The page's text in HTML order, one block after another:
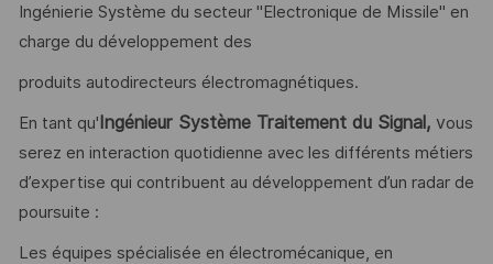
Ingénierie Système du secteur "Electronique de Missile" en
charge du développement des
produits autodirecteurs électromagnétiques.
En tant qu' Ingénieur Système Traitement du Signal, vous
serez en interaction quotidienne avec les différents métiers
d’expertise qui contribuent au développement d’un radar de
poursuite :
Les équipes spécialisée en électromécanique, en